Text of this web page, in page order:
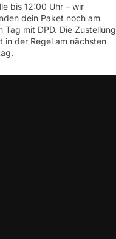
bis 12:00 Uhr – wir
dein Paket noch am
Tag mit DPD. Die Zustellung
in der Regel am nächsten